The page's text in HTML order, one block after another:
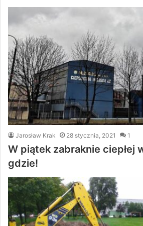
Jarosław Krak 28 stycznia, 2021 1
W piątek zabraknie ciepłej
gdzie!